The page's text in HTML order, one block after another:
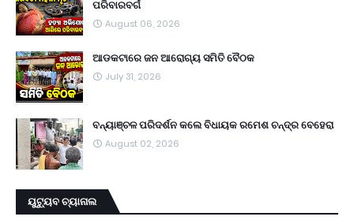
ପରିବାରବର୍ଗ
August 06, 2026
ଆଡକଟାରେ ଜନ ଆରୋଗ୍ୟ ସମିତି ବୈଠକ
July 31, 2026
ବନ୍ୟାଞ୍ଚଳ ପରିଦର୍ଶନ କଲେ ବିଧାୟକ ରମେଶ ଚନ୍ଦ୍ର ବେହେରା
August 02, 2026
ୟୁଟ୍ୟୁବ ଚ୍ୟାନାଲ